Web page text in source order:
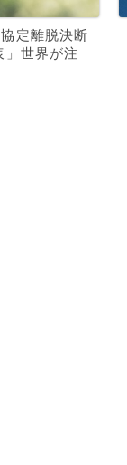
定離脱決断
」世界が注